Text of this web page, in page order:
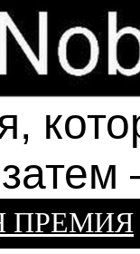
затем
ПРЕМИЯ